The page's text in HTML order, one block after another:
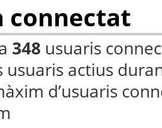
connectat
348 usuaris
usuaris actius
d’usuaris